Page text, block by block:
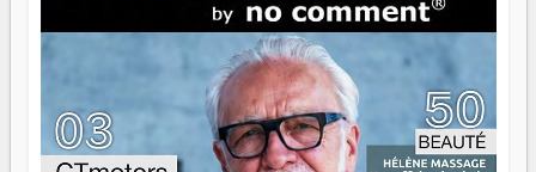
direction peut éclairer autant qu'elle peut consumer. C'est
là que les aînés entrent en scène — pas pour reprendre le
gouvernail, mais pour montrer où sont les récifs. Les jeunes
ont la force, les vieux ont l'expérience, comme on dit. Ce
n'est pas un combat de générations — c'est une question
d'équipage. Partagez vos réussites, mais aussi vos échecs.
Surtout vos échecs, d'ailleurs — ils enseignent mieux que
n'importe quel manuel. À Madagascar, la barque avance.